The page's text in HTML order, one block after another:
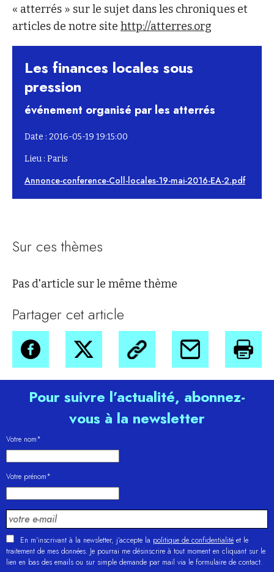
« atterrés » sur le sujet dans les chroniques et
articles de notre site http://atterres.org
Les finances locales sous
pression
événement organisé par les atterrés
Date : 2016-05-19 19:15:00
Lieu : Paris
Annonce-conference-Coll-locales-19-mai-2016-EA-2.pdf
Sur ces thèmes
Pas d'article sur le même thème
Partager cet article
Pour suivre l’actualité, abonnez-
vous à la newsletter
Votre nom*
Votre prénom*
En m'inscrivant à la newsletter, j’accepte la politique de confidentialité et le
traitement de mes données. Je pourrai me désinscrire à tout moment en cliquant sur le
lien en bas des emails ou sur simple demande par mail via le formulaire de contact.